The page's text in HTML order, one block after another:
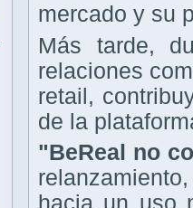
mercado y su
Más tarde,
relaciones
retail,
de la
"BeReal no